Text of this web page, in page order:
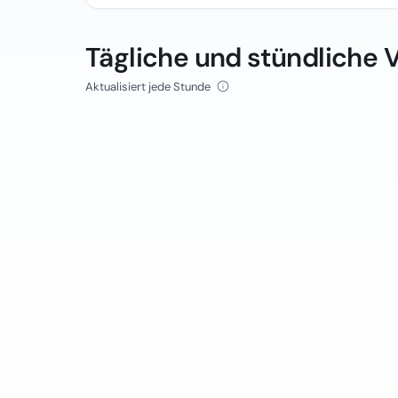
Tägliche und stündliche
Aktualisiert jede Stunde